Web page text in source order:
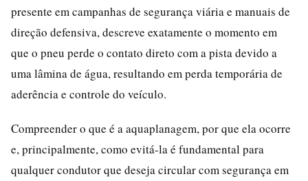
presente em campanhas de segurança viária e manuais de
direção defensiva, descreve exatamente o momento em
que o pneu perde o contato direto com a pista devido a
uma lâmina de água, resultando em perda temporária de
aderência e controle do veículo.
Compreender o que é a aquaplanagem, por que ela ocorre
e, principalmente, como evitá-la é fundamental para
qualquer condutor que deseja circular com segurança em